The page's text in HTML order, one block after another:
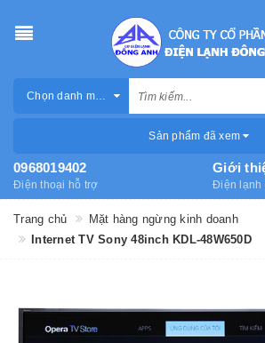
Chọn danh mục
Sản phẩm đã xem
0968019402
Điện thoại hỗ trợ
Giới
Điện lạnh
Trang chủ
Mặt hàng ngừng kinh doanh
Internet TV Sony 48inch KDL-48W650D